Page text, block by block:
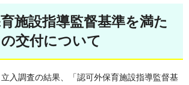
育施設指導監督基準を満た
交付について
立入調査の結果、「認可外保育施設指導監督基